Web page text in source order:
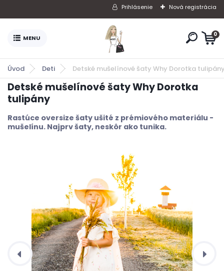
Prihlásenie Nová registrácia
0
Úvod Deti Detské mušelínové šaty Why Dorotka
Detské mušelínové šaty Why Dorotka
tulipány
Rastúce oversize šaty ušité z prémiového materiálu -
mušelínu. Najprv šaty, neskôr ako tunika.